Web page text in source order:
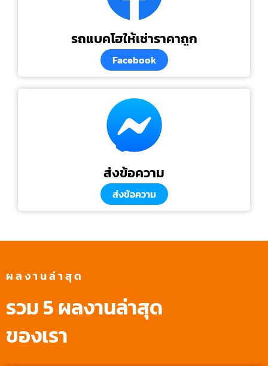
รถแบคโฮให้เช่าราคาถูก
Facebook
ส่งข้อความ
ส่งข้อความ
ผลงานล่าสุด
รวม 5 ผลงานล่าสุด
ของเรา